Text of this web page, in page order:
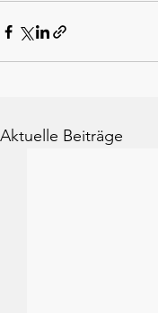
Aktuelle Beiträge